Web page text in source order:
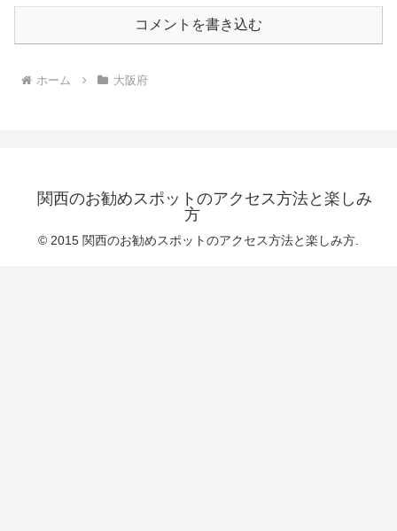
コメントを書き込む
ホーム 大阪府
関西のお勧めスポットのアクセス方法と楽しみ
方
© 2015 関西のお勧めスポットのアクセス方法と楽しみ方.